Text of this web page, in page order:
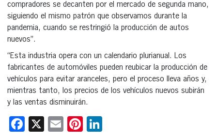
compradores se decanten por el mercado de segunda mano,
siguiendo el mismo patrón que observamos durante la
pandemia, cuando se restringió la producción de autos
nuevos”.
“Esta industria opera con un calendario plurianual. Los
fabricantes de automóviles pueden reubicar la producción de
vehículos para evitar aranceles, pero el proceso lleva años y,
mientras tanto, los precios de los vehículos nuevos subirán
y las ventas disminuirán.
Facebook
X EmailPinterest